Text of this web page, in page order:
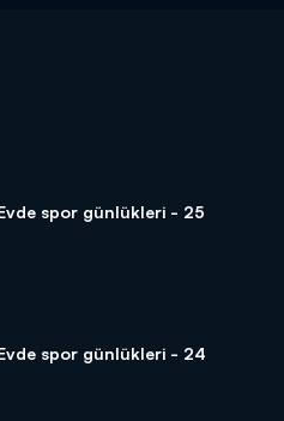
09.45'te Kanal D'de!
spor günlükleri - 25
spor günlükleri - 24